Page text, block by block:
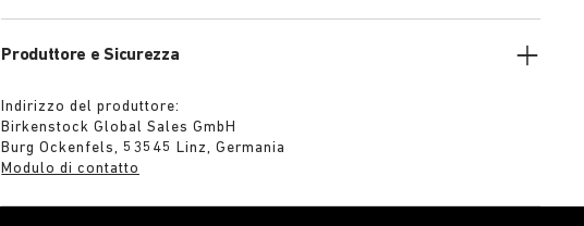
Produttore e Sicurezza
Indirizzo del produttore:
Birkenstock Global Sales GmbH
Burg Ockenfels, 53545 Linz, Germania
Modulo di contatto